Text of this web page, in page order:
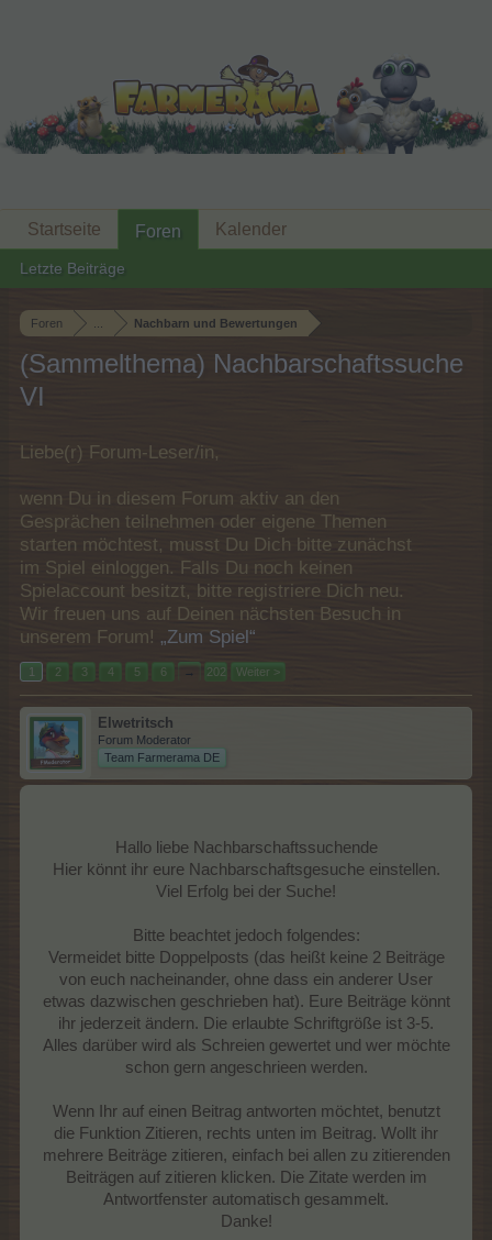
Foren Nachbarn und Bewertungen
(Sammelthema) Nachbarschaftssuche
VI
Liebe(r) Forum-Leser/in,
wenn Du in diesem Forum aktiv an den
Gesprächen teilnehmen oder eigene Themen
starten möchtest, musst Du Dich bitte zunächst
im Spiel einloggen. Falls Du noch keinen
Spielaccount besitzt, bitte registriere Dich neu.
Wir freuen uns auf Deinen nächsten Besuch in
unserem Forum! „Zum Spiel“
1 2 3 4 5 6 → 202 Weiter >
Elwetritsch
Forum Moderator
Team Farmerama DE
Hallo liebe Nachbarschaftssuchende
Hier könnt ihr eure Nachbarschaftsgesuche einstellen.
Viel Erfolg bei der Suche!
Bitte beachtet jedoch folgendes:
Vermeidet bitte Doppelposts (das heißt keine 2 Beiträge
von euch nacheinander, ohne dass ein anderer User
etwas dazwischen geschrieben hat). Eure Beiträge könnt
ihr jederzeit ändern. Die erlaubte Schriftgröße ist 3-5.
Alles darüber wird als Schreien gewertet und wer möchte
schon gern angeschrieen werden.
Wenn Ihr auf einen Beitrag antworten möchtet, benutzt
die Funktion Zitieren, rechts unten im Beitrag. Wollt ihr
mehrere Beiträge zitieren, einfach bei allen zu zitierenden
Beiträgen auf zitieren klicken. Die Zitate werden im
Antwortfenster automatisch gesammelt.
Danke!
Startseite Foren
Letzte Beiträge
Kalender